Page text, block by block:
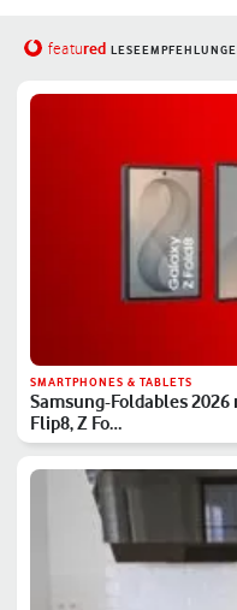
featured
SMARTPHONES & TABLETS
Samsung-Foldables
Flip8, Z Fo…